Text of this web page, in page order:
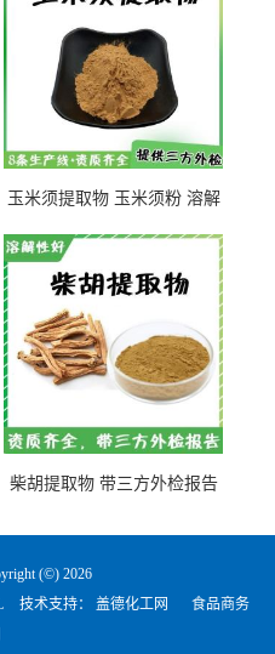
玉米须提取物 玉米须粉 溶解
柴胡提取物 带三方外检报告
(©) 2026
技术支持： 盖德化工网
食品商务